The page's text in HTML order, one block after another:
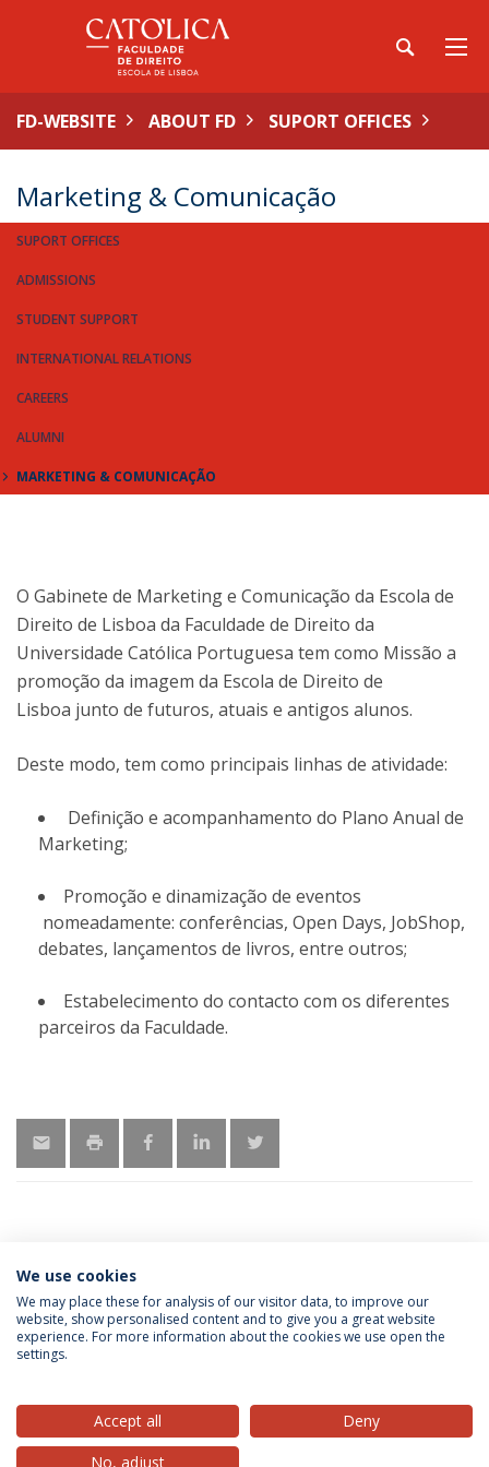
FD-WEBSITE ABOUT FD SUPORT OFFICES
Marketing & Comunicação
SUPORT OFFICES
ADMISSIONS
STUDENT SUPPORT
INTERNATIONAL RELATIONS
CAREERS
ALUMNI
MARKETING & COMUNICAÇÃO
O Gabinete de Marketing e Comunicação da Escola de
Direito de Lisboa da Faculdade de Direito da
Universidade Católica Portuguesa tem como Missão a
promoção da imagem da Escola de Direito de
Lisboa junto de futuros, atuais e antigos alunos.
Deste modo, tem como principais linhas de atividade:
Definição e acompanhamento do Plano Anual de
Marketing;
Promoção e dinamização de eventos
nomeadamente: conferências, Open Days, JobShop,
debates, lançamentos de livros, entre outros;
Estabelecimento do contacto com os diferentes
parceiros da Faculdade.
MORE INFORMATION
Privacy Policy
We use cookies
We may place these for analysis of our visitor data, to improve our
website, show personalised content and to give you a great website
experience. For more information about the cookies we use open the
settings.
Accept all
Deny
No, adjust